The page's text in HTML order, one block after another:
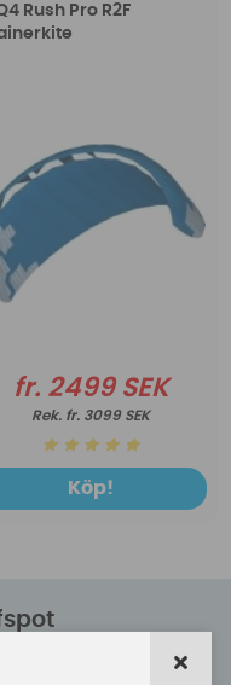
Rush Pro R2F
fr. 2499 SEK
fr. 3099 SEK
Köp!